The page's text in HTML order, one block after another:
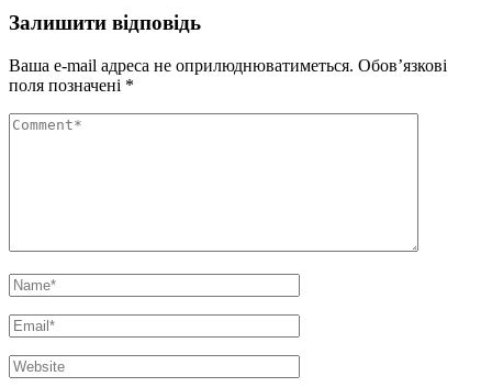
Залишити відповідь
Ваша e-mail адреса не оприлюднюватиметься. Обов’язкові
поля позначені *